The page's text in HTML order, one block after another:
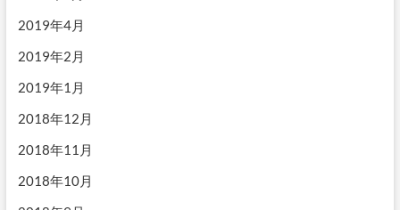
2019年4月
2019年2月
2019年1月
2018年12月
2018年11月
2018年10月